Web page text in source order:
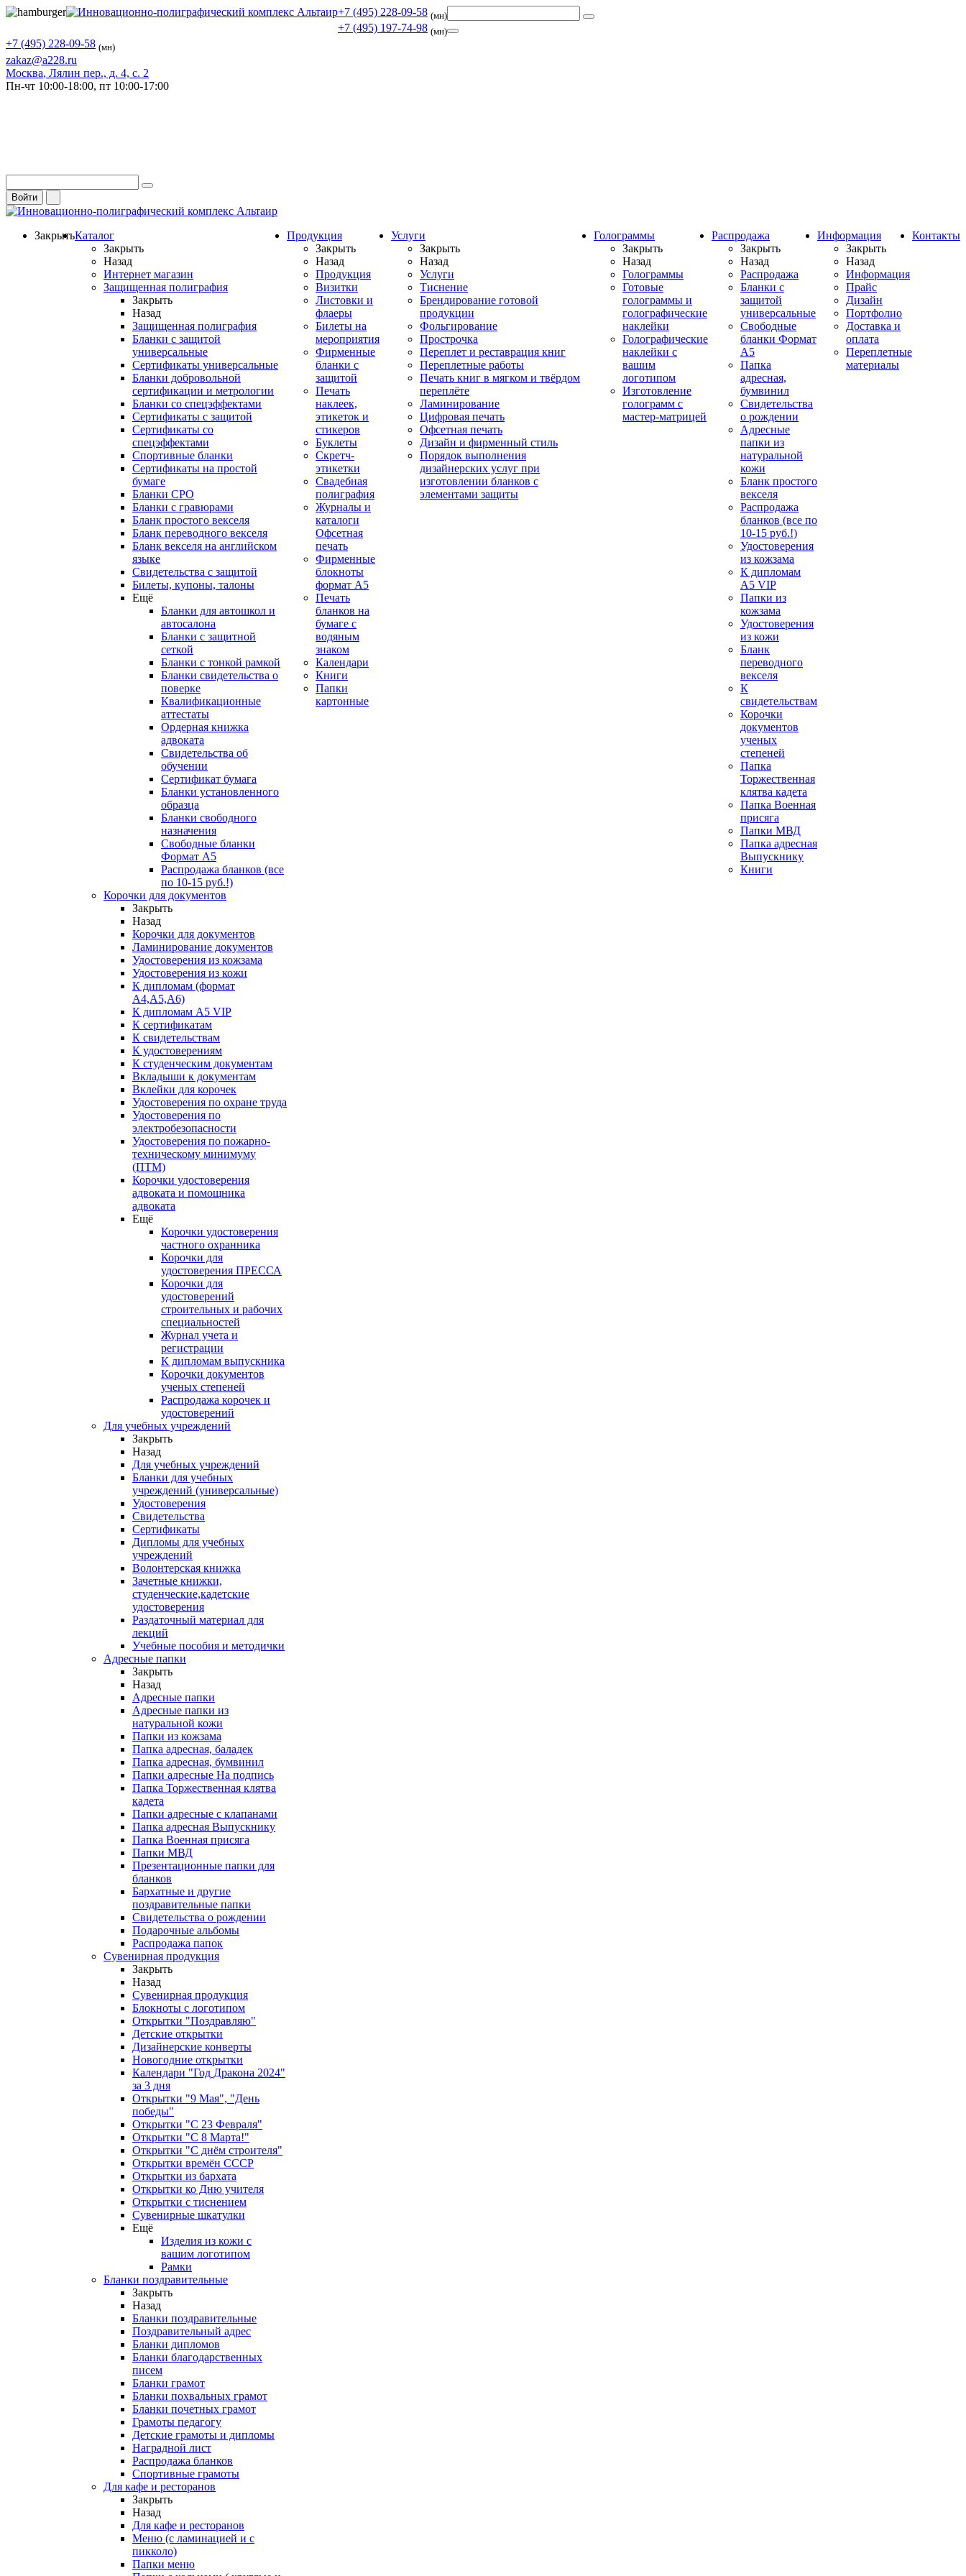
+7 (495) 228-09-58 (мн)
+7 (495) 197-74-98 (мн)
+7 (495) 228-09-58 (мн)
zakaz@a228.ru
Москва, Лялин пер., д. 4, с. 2
Пн-чт 10:00-18:00, пт 10:00-17:00
Войти
ЗакрытьКаталог
Закрыть
Назад
Интернет магазин
Защищенная полиграфия
Закрыть
Назад
Защищенная полиграфия
Бланки с защитой
универсальные
Сертификаты универсальные
Бланки добровольной
сертификации и метрологии
Бланки со спецэффектами
Сертификаты с защитой
Сертификаты со
спецэффектами
Спортивные бланки
Cертификаты на простой
бумаге
Бланки СРО
Бланки с гравюрами
Бланк простого векселя
Бланк переводного векселя
Бланк векселя на английском
языке
Свидетельства с защитой
Билеты, купоны, талоны
Ещё
Бланки для автошкол и
автосалона
Бланки с защитной
сеткой
Бланки с тонкой рамкой
Бланки свидетельства о
поверке
Квалификационные
аттестаты
Ордерная книжка
адвоката
Свидетельства об
обучении
Сертификат бумага
Бланки установленного
образца
Бланки свободного
назначения
Свободные бланки
Формат А5
Распродажа бланков (все
по 10-15 руб.!)
Корочки для документов
Закрыть
Назад
Корочки для документов
Ламинирование документов
Удостоверения из кожзама
Удостоверения из кожи
К дипломам (формат
А4,А5,А6)
К дипломам А5 VIP
К сертификатам
К свидетельствам
К удостоверениям
К студенческим документам
Вкладыши к документам
Вклейки для корочек
Удостоверения по охране труда
Удостоверения по
электробезопасности
Удостоверения по пожарно-
техническому минимуму
(ПТМ)
Корочки удостоверения
адвоката и помощника
адвоката
Ещё
Корочки удостоверения
частного охранника
Корочки для
удостоверения ПРЕССА
Корочки для
удостоверений
строительных и рабочих
специальностей
Журнал учета и
регистрации
К дипломам выпускника
Корочки документов
ученых степеней
Распродажа корочек и
удостоверений
Для учебных учреждений
Закрыть
Назад
Для учебных учреждений
Бланки для учебных
учреждений (универсальные)
Удостоверения
Свидетельства
Сертификаты
Дипломы для учебных
учреждений
Волонтерская книжка
Зачетные книжки,
студенческие,кадетские
удостоверения
Раздаточный материал для
лекций
Учебные пособия и методички
Адресные папки
Закрыть
Назад
Адресные папки
Адресные папки из
натуральной кожи
Папки из кожзама
Папка адресная, баладек
Папка адресная, бумвинил
Папки адресные На подпись
Папка Торжественная клятва
кадета
Папки адресные с клапанами
Папка адресная Выпускнику
Папка Военная присяга
Папки МВД
Презентационные папки для
бланков
Бархатные и другие
поздравительные папки
Свидетельства о рождении
Подарочные альбомы
Распродажа папок
Сувенирная продукция
Закрыть
Назад
Сувенирная продукция
Блокноты с логотипом
Открытки "Поздравляю"
Детские открытки
Дизайнерские конверты
Новогодние открытки
Календари "Год Дракона 2024"
за 3 дня
Открытки "9 Мая", "День
победы"
Открытки "С 23 Февраля"
Открытки "С 8 Марта!"
Открытки "С днём строителя"
Открытки времён СССР
Открытки из бархата
Открытки ко Дню учителя
Открытки с тиснением
Сувенирные шкатулки
Ещё
Изделия из кожи с
вашим логотипом
Рамки
Бланки поздравительные
Закрыть
Назад
Бланки поздравительные
Поздравительный адрес
Бланки дипломов
Бланки благодарственных
писем
Бланки грамот
Бланки похвальных грамот
Бланки почетных грамот
Грамоты педагогу
Детские грамоты и дипломы
Наградной лист
Распродажа бланков
Спортивные грамоты
Для кафе и ресторанов
Закрыть
Назад
Для кафе и ресторанов
Меню (с ламинацией и с
пикколо)
Папки меню
Продукция
Закрыть
Назад
Продукция
Визитки
Листовки и
флаеры
Билеты на
мероприятия
Фирменные
бланки с
защитой
Печать
наклеек,
этикеток и
стикеров
Буклеты
Скретч-
этикетки
Свадебная
полиграфия
Журналы и
каталоги
Офсетная
печать
Фирменные
блокноты
формат А5
Печать
бланков на
бумаге с
водяным
знаком
Календари
Книги
Папки
картонные
Услуги
Закрыть
Назад
Услуги
Тиснение
Брендирование готовой
продукции
Фольгирование
Прострочка
Переплет и реставрация книг
Переплетные работы
Печать книг в мягком и твёрдом
переплёте
Ламинирование
Цифровая печать
Офсетная печать
Дизайн и фирменный стиль
Порядок выполнения
дизайнерских услуг при
изготовлении бланков с
элементами защиты
Голограммы
Закрыть
Назад
Голограммы
Готовые
голограммы и
голографические
наклейки
Голографические
наклейки с
вашим
логотипом
Изготовление
голограмм с
мастер-матрицей
Распродажа
Закрыть
Назад
Распродажа
Бланки с
защитой
универсальные
Свободные
бланки Формат
А5
Папка
адресная,
бумвинил
Свидетельства
о рождении
Адресные
папки из
натуральной
кожи
Бланк простого
векселя
Распродажа
бланков (все по
10-15 руб.!)
Удостоверения
из кожзама
К дипломам
А5 VIP
Папки из
кожзама
Удостоверения
из кожи
Бланк
переводного
векселя
К
свидетельствам
Корочки
документов
ученых
степеней
Папка
Торжественная
клятва кадета
Папка Военная
присяга
Папки МВД
Папка адресная
Выпускнику
Книги
Информация
Закрыть
Назад
Информация
Прайс
Дизайн
Портфолио
Доставка и
оплата
Переплетные
материалы
Контакты